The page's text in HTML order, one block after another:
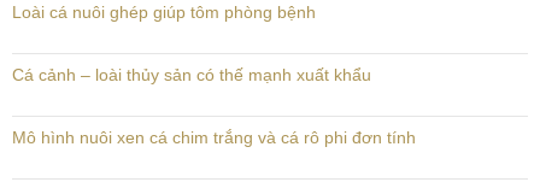
Loài cá nuôi ghép giúp tôm phòng bệnh
Cá cảnh – loài thủy sản có thế mạnh xuất khẩu
Mô hình nuôi xen cá chim trắng và cá rô phi đơn tính